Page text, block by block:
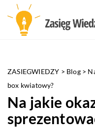
ZASIEGWIEDZY > Blog>
box kwiatowy?
Na jakie